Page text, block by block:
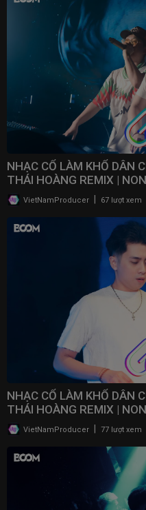
NHẠC CỔ LÀM KHỔ DÂN
THÁI HOÀNG REMIX |
VietNamProducer 67 lượt xem
NHẠC CỔ LÀM KHỔ DÂN
THÁI HOÀNG REMIX |
VietNamProducer 77 lượt xem